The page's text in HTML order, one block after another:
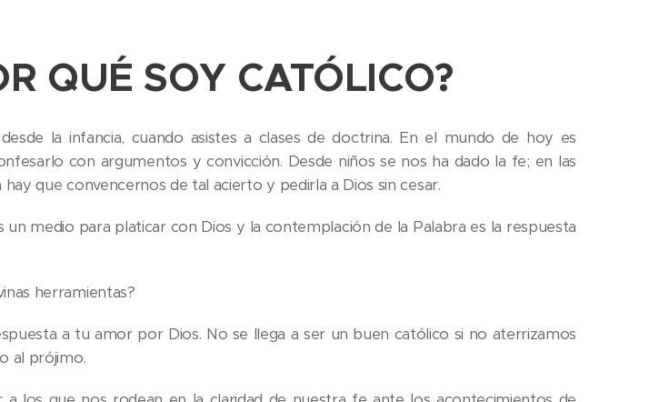
QUÉ SOY CATÓLICO?
la infancia, cuando asistes a clases de doctrina. En el mundo de hoy es
con argumentos y convicción. Desde niños se nos ha dado la fe; en las
hay que convencernos de tal acierto y pedirla a Dios sin cesar.
un medio para platicar con Dios y la contemplación de la Palabra es la respuesta
herramientas?
a tu amor por Dios. No se llega a ser un buen católico si no aterrizamos
al prójimo.